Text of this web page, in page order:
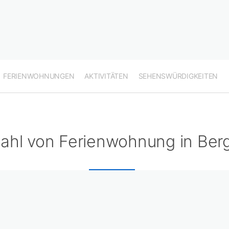
FERIENWOHNUNGEN AKTIVITÄTEN SEHENSWÜRDIGKEITEN
von Ferienwohnung in